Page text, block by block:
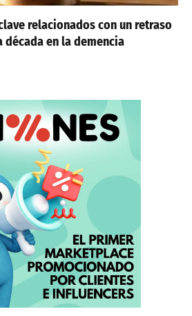
relacionados con un retraso
década en la demencia